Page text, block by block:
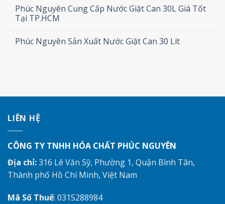
Phúc Nguyên Cung Cấp Nước Giặt Can 30L Giá Tốt
Tại TP.HCM
Phúc Nguyên Sản Xuất Nước Giặt Can 30 Lít
LIÊN HỆ
CÔNG TY TNHH HÓA CHẤT PHÚC NGUYÊN
Địa chỉ:316 Lê Văn Sỹ, Phường 1, Quận Bình Tân,
Thành phố Hồ Chí Minh, Việt Nam
Mã Số Thuế: 0315288984